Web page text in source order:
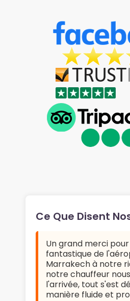
Ce Que Disent
Un grand merci
fantastique de
Marrakech à notre
notre chauffeur
l'arrivée, tout s'est
manière fluide et